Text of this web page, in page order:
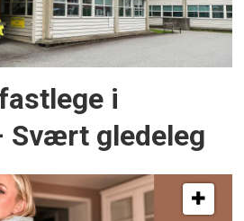
i
Svært gledeleg